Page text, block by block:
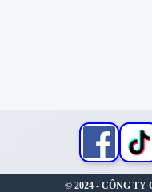
© 2024 - CÔNG TY